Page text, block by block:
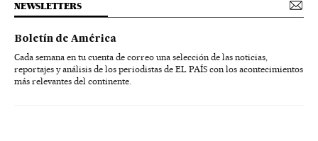
NEWSLETTERS
Boletín de América
Cada semana en tu cuenta de correo una selección de las noticias,
reportajes y análisis de los periodistas de EL PAÍS con los acontecimientos
más relevantes del continente.